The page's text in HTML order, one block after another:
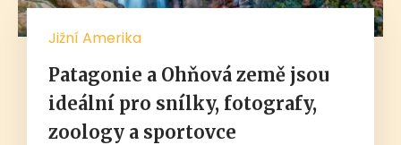
Jižní Amerika
Patagonie a Ohňová země jsou
ideální pro snílky, fotografy,
zoology a sportovce